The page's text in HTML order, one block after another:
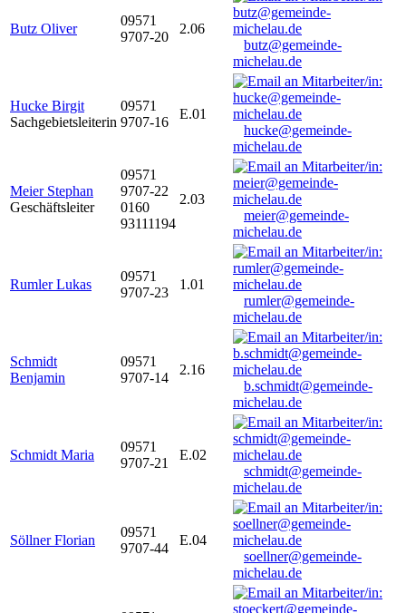
Butz Oliver
09571
9707-20
2.06
butz@gemeinde-
michelau.de
Hucke Birgit
Sachgebietsleiterin
09571
9707-16
E.01
hucke@gemeinde-
michelau.de
Meier Stephan
Geschäftsleiter
09571
9707-22
0160
93111194
2.03
meier@gemeinde-
michelau.de
Rumler Lukas
09571
9707-23
1.01
rumler@gemeinde-
michelau.de
Schmidt
Benjamin
09571
9707-14
2.16
b.schmidt@gemeinde-
michelau.de
Schmidt Maria
09571
9707-21
E.02
schmidt@gemeinde-
michelau.de
Söllner Florian
09571
9707-44
E.04
soellner@gemeinde-
michelau.de